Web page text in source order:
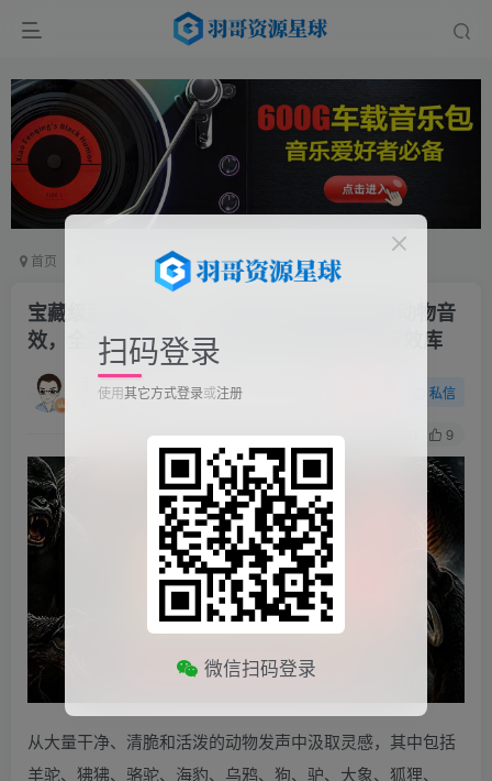
首页 正文
宝藏级别音效包！817款真实且逼真的野兽动物音
效，全部中文汉化，无损综合逼真的动物音效库
羽哥
1个月前发布
私信
9
从大量干净、清脆和活泼的动物发声中汲取灵感，其中包括
羊驼、狒狒、骆驼、海豹、乌鸦、狗、驴、大象、狐狸、
扫码登录
使用其它方式登录或注册
微信扫码登录